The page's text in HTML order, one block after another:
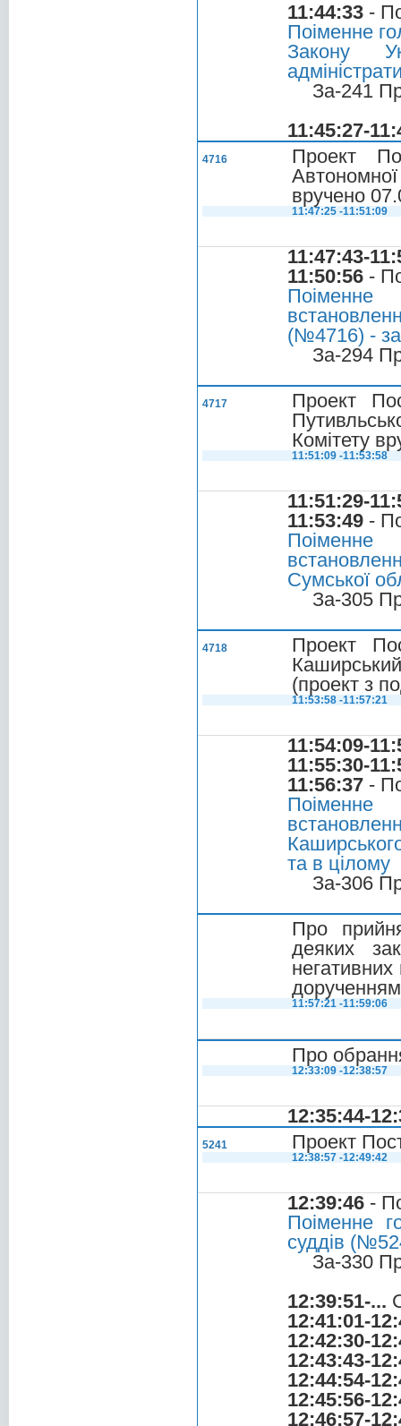
11:44:33 -
Поіменне
Закону
За-241
11:45:27-
4716
Проект
вручено
11:47:25 -11:51:09
11:47:43-
11:50:56 -
(№4716) - за
За-294
4717
Проект
Комітету
11:51:09 -11:53:58
11:51:29-
11:53:49 -
Сумської
За-305
4718
Проект
(проект з
11:53:58 -11:57:21
11:54:09-
11:55:30-
11:56:37 -
та в цілому
За-306
Про
деяких
негативних
11:57:21 -11:59:06
Про
12:33:09 -12:38:57
12:35:44-
5241 Проект
12:38:57 -12:49:42
12:39:46 -
Поіменне
суддів
За-330
12:39:51-...
12:41:01-
12:42:30-
12:43:43-
12:44:54-
12:45:56-
12:46:57-